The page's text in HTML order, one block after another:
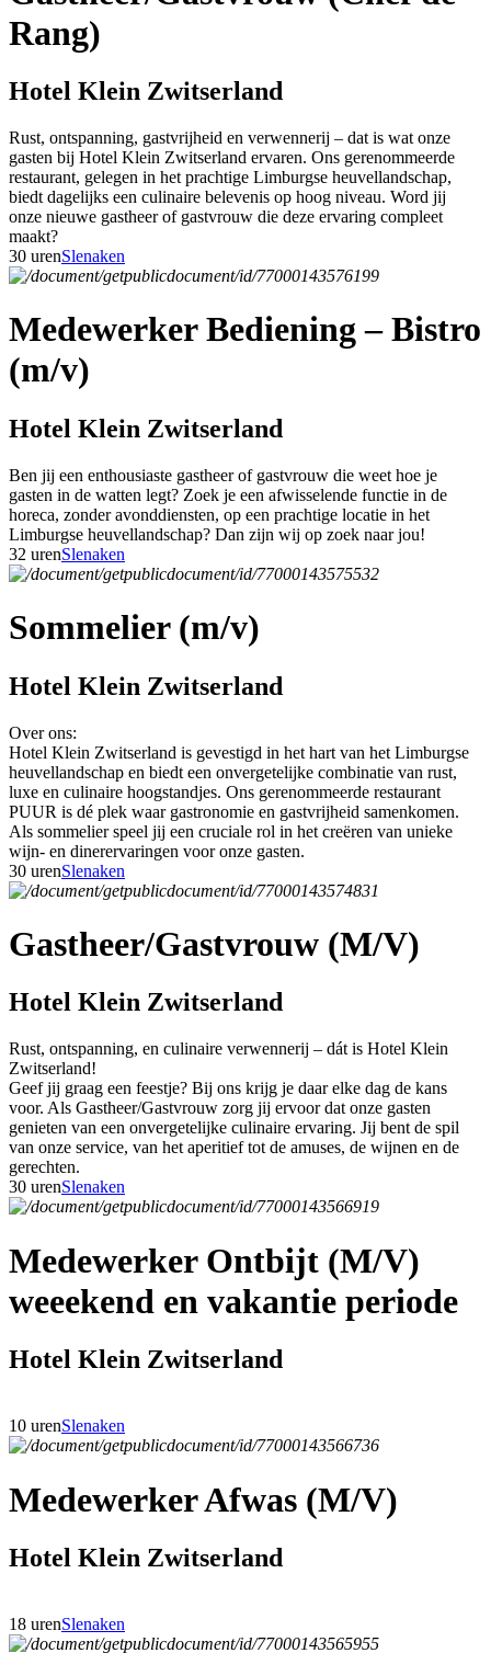
Rang)
Hotel Klein Zwitserland
Rust, ontspanning, gastvrijheid en verwennerij – dat is wat onze
gasten bij Hotel Klein Zwitserland ervaren. Ons gerenommeerde
restaurant, gelegen in het prachtige Limburgse heuvellandschap,
biedt dagelijks een culinaire belevenis op hoog niveau. Word jij
onze nieuwe gastheer of gastvrouw die deze ervaring compleet
maakt?
30 urenSlenaken
Medewerker Bediening – Bistro
(m/v)
Hotel Klein Zwitserland
Ben jij een enthousiaste gastheer of gastvrouw die weet hoe je
gasten in de watten legt? Zoek je een afwisselende functie in de
horeca, zonder avonddiensten, op een prachtige locatie in het
Limburgse heuvellandschap? Dan zijn wij op zoek naar jou!
32 urenSlenaken
Sommelier (m/v)
Hotel Klein Zwitserland
Over ons:
Hotel Klein Zwitserland is gevestigd in het hart van het Limburgse
heuvellandschap en biedt een onvergetelijke combinatie van rust,
luxe en culinaire hoogstandjes. Ons gerenommeerde restaurant
PUUR is dé plek waar gastronomie en gastvrijheid samenkomen.
Als sommelier speel jij een cruciale rol in het creëren van unieke
wijn- en dinerervaringen voor onze gasten.
30 urenSlenaken
Gastheer/Gastvrouw (M/V)
Hotel Klein Zwitserland
Rust, ontspanning, en culinaire verwennerij – dát is Hotel Klein
Zwitserland!
Geef jij graag een feestje? Bij ons krijg je daar elke dag de kans
voor. Als Gastheer/Gastvrouw zorg jij ervoor dat onze gasten
genieten van een onvergetelijke culinaire ervaring. Jij bent de spil
van onze service, van het aperitief tot de amuses, de wijnen en de
gerechten.
30 urenSlenaken
Medewerker Ontbijt (M/V)
weeekend en vakantie periode
Hotel Klein Zwitserland
10 urenSlenaken
Medewerker Afwas (M/V)
Hotel Klein Zwitserland
18 urenSlenaken